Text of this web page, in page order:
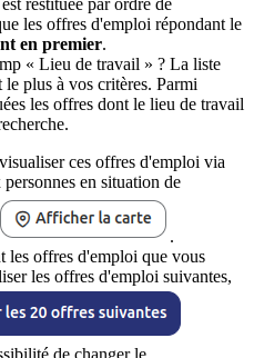
restituée par ordre de
les offres d'emploi répondant le
en premier.
« Lieu de travail » ? La liste
plus à vos critères. Parmi
les offres dont le lieu de travail
ces offres d'emploi via
en situation de
.
les offres d'emploi que vous
les offres d'emploi suivantes,
de changer le